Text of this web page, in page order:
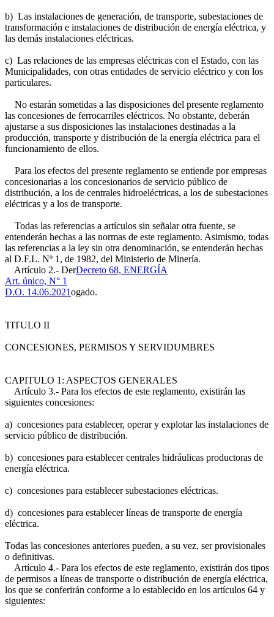
b) Las instalaciones de generación, de transporte, subestaciones de
transformación e instalaciones de distribución de energía eléctrica, y
las demás instalaciones eléctricas.
c) Las relaciones de las empresas eléctricas con el Estado, con las
Municipalidades, con otras entidades de servicio eléctrico y con los
particulares.
No estarán sometidas a las disposiciones del presente reglamento
las concesiones de ferrocarriles eléctricos. No obstante, deberán
ajustarse a sus disposiciones las instalaciones destinadas a la
producción, transporte y distribución de la energía eléctrica para el
funcionamiento de ellos.
Para los efectos del presente reglamento se entiende por empresas
concesionarias a los concesionarios de servicio público de
distribución, a los de centrales hidroeléctricas, a los de subestaciones
eléctricas y a los de transporte.
Todas las referencias a artículos sin señalar otra fuente, se
entenderán hechas a las normas de este reglamento. Asimismo, todas
las referencias a la ley sin otra denominación, se entenderán hechas
al D.F.L. Nº 1, de 1982, del Ministerio de Minería.
Artículo 2.- DerDecreto 68, ENERGÍA
Art. único, N° 1
D.O. 14.06.2021ogado.
TITULO II
CONCESIONES, PERMISOS Y SERVIDUMBRES
CAPITULO 1: ASPECTOS GENERALES
Artículo 3.- Para los efectos de este reglamento, existirán las
siguientes concesiones:
a) concesiones para establecer, operar y explotar las instalaciones de
servicio público de distribución.
b) concesiones para establecer centrales hidráulicas productoras de
energía eléctrica.
c) concesiones para establecer subestaciones eléctricas.
d) concesiones para establecer líneas de transporte de energía
eléctrica.
Todas las concesiones anteriores pueden, a su vez, ser provisionales
o definitivas.
Artículo 4.- Para los efectos de este reglamento, existirán dos tipos
de permisos a líneas de transporte o distribución de energía eléctrica,
los que se conferirán conforme a lo establecido en los artículos 64 y
siguientes: